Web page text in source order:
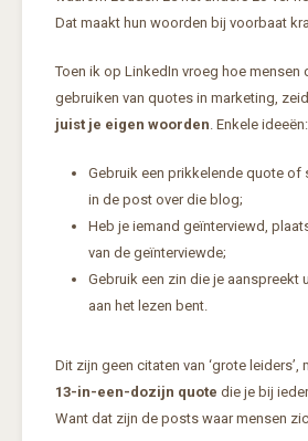
Dat maakt hun woorden bij voorbaat
Toen ik op LinkedIn vroeg hoe mensen
gebruiken van quotes in marketing,
juist je eigen woorden. Enkele ideeën:
Gebruik een prikkelende quote of
in de post over die blog;
Heb je iemand geïnterviewd,
van de geïnterviewde;
Gebruik een zin die je aanspreekt
aan het lezen bent.
Dit zijn geen citaten van ‘grote leiders’,
13-in-een-dozijn quote die je bij
Want dat zijn de posts waar mensen